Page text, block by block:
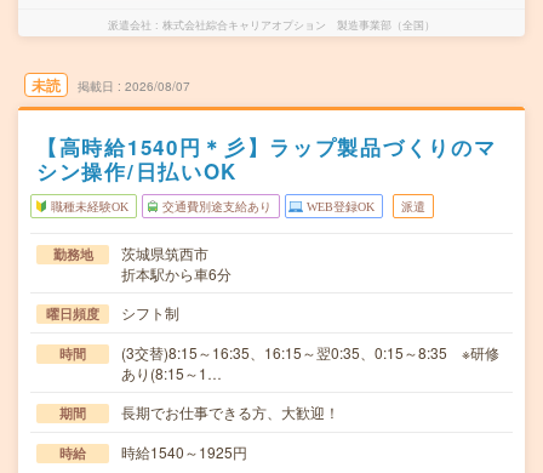
派遣会社 株式会社綜合キャリアオプション 製造事業部（全国）
未読 掲載日 2026/08/07
【高時給1540円＊彡】ラップ製品づくりのマ
シン操作/日払いOK
職種未経験OK 交通費別途支給あり WEB登録OK 派遣
勤務地
茨城県筑西市
折本駅から車6分
曜日頻度 シフト制
時間
(3交替)8:15～16:35、16:15～翌0:35、0:15～8:35 ※研修
あり(8:15～1…
期間 長期でお仕事できる方、大歓迎！
時給 時給1540～1925円